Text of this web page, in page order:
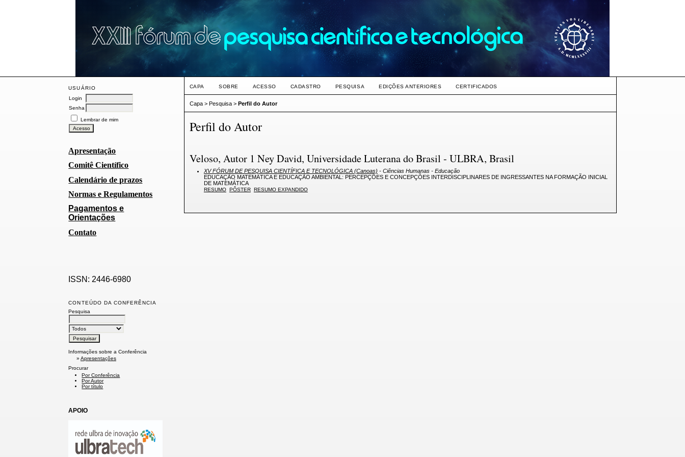
USUÁRIO
Login
Senha
Lembrar de mim
Apresentação
Comitê Científico
Calendário de prazos
Normas e Regulamentos
Pagamentos e
Orientações
Contato
ISSN: 2446-6980
CONTEÚDO DA CONFERÊNCIA
Pesquisa
Informações sobre a Conferência
» Apresentações
Procurar
Por Conferência
Por Autor
Por título
APOIO
CAPA SOBRE ACESSO CADASTRO PESQUISA EDIÇÕES ANTERIORES CERTIFICADOS
Capa> Pesquisa> Perfil do Autor
Perfil do Autor
Veloso, Autor 1 Ney David, Universidade Luterana do Brasil - ULBRA, Brasil
XV FÓRUM DE PESQUISA CIENTÍFICA E TECNOLÓGICA (Canoas) - Ciências Humanas - Educação
EDUCAÇÃO MATEMÁTICA E EDUCAÇÃO AMBIENTAL: PERCEPÇÕES E CONCEPÇÕES INTERDISCIPLINARES DE INGRESSANTES NA FORMAÇÃO INICIAL
DE MATEMÁTICA
RESUMO PÔSTER RESUMO EXPANDIDO